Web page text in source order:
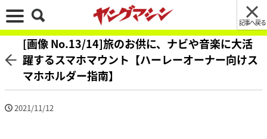
記事へ戻る
[画像 No.13/14]旅のお供に、ナビや音楽に大活
躍するスマホマウント【ハーレーオーナー向けス
マホホルダー指南】
2021/11/12